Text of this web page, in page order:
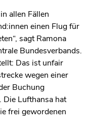
direkt auf einen
allen Fällen
einen Flug für
sagt Ramona
Bundesverbands.
Das ist unfair
wegen einer
Buchung
Die Lufthansa hat
frei gewordenen